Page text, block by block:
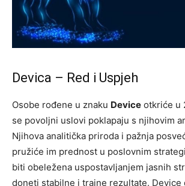
Devica – Red i Uspjeh
Osobe rođene u znaku Device otkriće u
se povoljni uslovi poklapaju s njihovim
Njihova analitička priroda i pažnja
pružiće im prednost u poslovnim
biti obeležena uspostavljanjem jasnih
doneti stabilne i trajne rezultate. Device